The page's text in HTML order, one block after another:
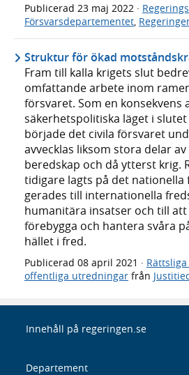
Publicerad 23 maj 2022 ·
Försvarsdepartementet
Struktur för ökad
Fram till kalla krigets slut
omfat­tande arbete inom
försvaret. Som en
säker­hets­politi­ska läget i
började det civila försvaret
avveck­las liksom stora delar
bered­skap och då ytterst krig.
tidigare lagts på det
gerades till inter­natio­nella
humani­tära insatser och till
före­bygga och hantera svåra
hället i fred.
Publicerad 08 april 2021 ·
offentliga utredningar från
Innehåll på regeringen.se
Departement